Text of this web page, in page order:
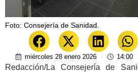
Foto: Consejería de Sanidad.
miércoles 28 enero 2026 14:00
Redacción/La Consejería de